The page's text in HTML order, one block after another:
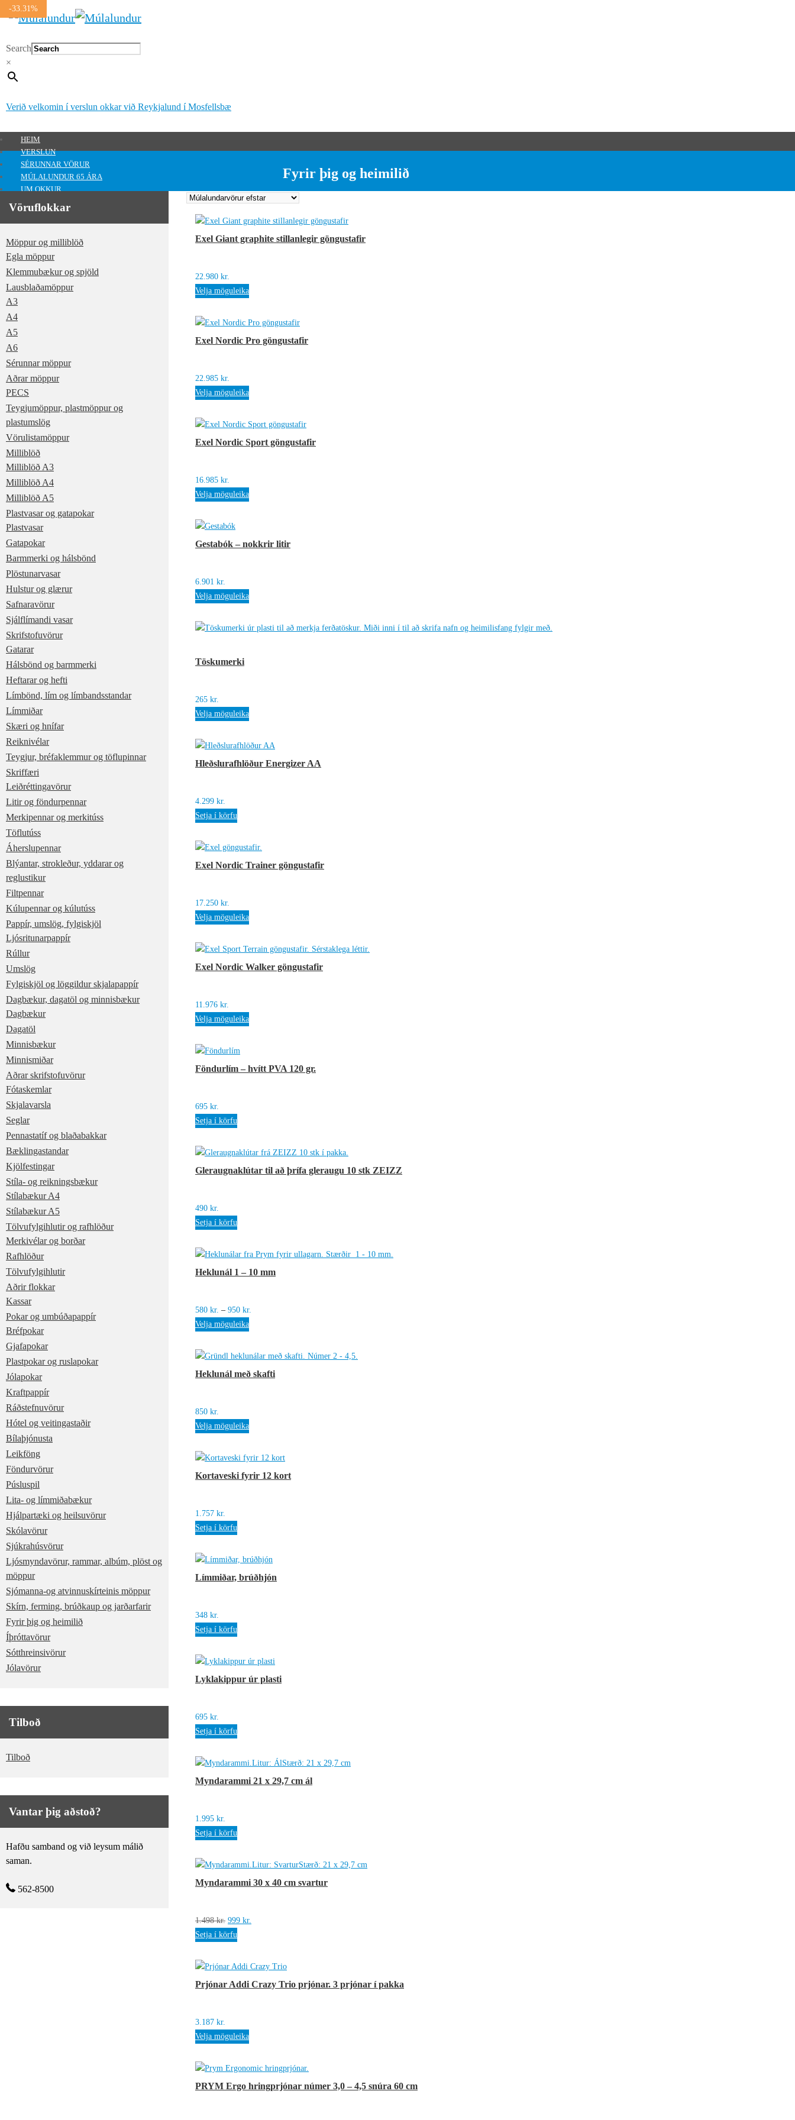
Search
×
Verið velkomin í verslun okkar við Reykjalund í Mosfellsbæ
HEIM
VERSLUN
SÉRUNNAR VÖRUR
MÚLALUNDUR 65 ÁRA
UM OKKUR
HAFA SAMBAND
MITT SVÆÐI
0kr.
Fyrir þig og heimilið
Exel Giant graphite stillanlegir göngustafir
22.980 kr.
Velja möguleika
Exel Nordic Pro göngustafir
22.985 kr.
Velja möguleika
Exel Nordic Sport göngustafir
16.985 kr.
Velja möguleika
Gestabók – nokkrir litir
6.901 kr.
Velja möguleika
Töskumerki
265 kr.
Velja möguleika
Hleðslurafhlöður Energizer AA
4.299 kr.
Setja í körfu
Exel Nordic Trainer göngustafir
17.250 kr.
Velja möguleika
Exel Nordic Walker göngustafir
11.976 kr.
Velja möguleika
Föndurlím – hvítt PVA 120 gr.
695 kr.
Setja í körfu
Gleraugnaklútar til að þrífa gleraugu 10 stk ZEIZZ
490 kr.
Setja í körfu
Heklunál 1 – 10 mm
580 kr. – 950 kr.
through
Velja möguleika
Heklunál með skafti
850 kr.
Velja möguleika
Kortaveski fyrir 12 kort
1.757 kr.
Setja í körfu
Límmiðar, brúðhjón
348 kr.
Setja í körfu
Lyklakippur úr plasti
695 kr.
Setja í körfu
Myndarammi 21 x 29,7 cm ál
1.995 kr.
Setja í körfu
-33.31%
Myndarammi 30 x 40 cm svartur
1.498kr. Original
price
1.498 kr..
999 kr.
999 kr..
Setja í körfu
Prjónar Addi Crazy Trio prjónar. 3 prjónar í pakka
3.187 kr.
Velja möguleika
PRYM Ergo hringprjónar númer 3,0 – 4,5 snúra 60 cm
Vöruflokkar
Möppur og milliblöð
Egla möppur
Klemmubækur og spjöld
Lausblaðamöppur
A3
A4
A5
A6
Sérunnar möppur
Aðrar möppur
PECS
Teygjumöppur, plastmöppur og
plastumslög
Vörulistamöppur
Milliblöð
Milliblöð A3
Milliblöð A4
Milliblöð A5
Plastvasar og gatapokar
Plastvasar
Gatapokar
Barmmerki og hálsbönd
Plöstunarvasar
Hulstur og glærur
Safnaravörur
Sjálflímandi vasar
Skrifstofuvörur
Gatarar
Hálsbönd og barmmerki
Heftarar og hefti
Límbönd, lím og límbandsstandar
Límmiðar
Skæri og hnífar
Reiknivélar
Teygjur, bréfaklemmur og töflupinnar
Skriffæri
Leiðréttingavörur
Litir og föndurpennar
Merkipennar og merkitúss
Töflutúss
Áherslupennar
Blýantar, strokleður, yddarar og
reglustikur
Filtpennar
Kúlupennar og kúlutúss
Pappír, umslög, fylgiskjöl
Ljósritunarpappír
Rúllur
Umslög
Fylgiskjöl og löggildur skjalapappír
Dagbækur, dagatöl og minnisbækur
Dagbækur
Dagatöl
Minnisbækur
Minnismiðar
Aðrar skrifstofuvörur
Fótaskemlar
Skjalavarsla
Seglar
Pennastatíf og blaðabakkar
Bæklingastandar
Kjölfestingar
Stíla- og reikningsbækur
Stílabækur A4
Stílabækur A5
Tölvufylgihlutir og rafhlöður
Merkivélar og borðar
Rafhlöður
Tölvufylgihlutir
Aðrir flokkar
Kassar
Pokar og umbúðapappír
Bréfpokar
Gjafapokar
Plastpokar og ruslapokar
Jólapokar
Kraftpappír
Ráðstefnuvörur
Hótel og veitingastaðir
Bílaþjónusta
Leikföng
Föndurvörur
Púsluspil
Lita- og límmiðabækur
Hjálpartæki og heilsuvörur
Skólavörur
Sjúkrahúsvörur
Ljósmyndavörur, rammar, albúm, plöst og
möppur
Sjómanna-og atvinnuskírteinis möppur
Skírn, ferming, brúðkaup og jarðarfarir
Fyrir þig og heimilið
Íþróttavörur
Sótthreinsivörur
Jólavörur
Tilboð
Tilboð
Vantar þig aðstoð?
Hafðu samband og við leysum málið
saman.
562-8500